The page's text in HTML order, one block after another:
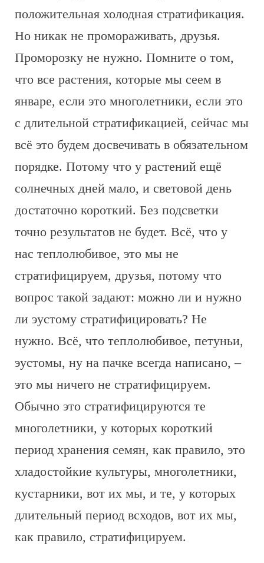
положительная холодная стратификация.
Но никак не промораживать, друзья.
Проморозку не нужно. Помните о том,
что все растения, которые мы сеем в
январе, если это многолетники, если это
с длительной стратификацией, сейчас мы
всё это будем досвечивать в обязательном
порядке. Потому что у растений ещё
солнечных дней мало, и световой день
достаточно короткий. Без подсветки
точно результатов не будет. Всё, что у
нас теплолюбивое, это мы не
стратифицируем, друзья, потому что
вопрос такой задают: можно ли и нужно
ли эустому стратифицировать? Не
нужно. Всё, что теплолюбивое, петуньи,
эустомы, ну на пачке всегда написано, –
это мы ничего не стратифицируем.
Обычно это стратифицируются те
многолетники, у которых короткий
период хранения семян, как правило, это
хладостойкие культуры, многолетники,
кустарники, вот их мы, и те, у которых
длительный период всходов, вот их мы,
как правило, стратифицируем.